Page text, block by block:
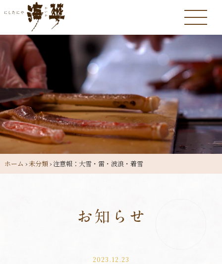
ホーム ›未分類›注意報：大雪・雷・波浪・着雪
2023.12.23